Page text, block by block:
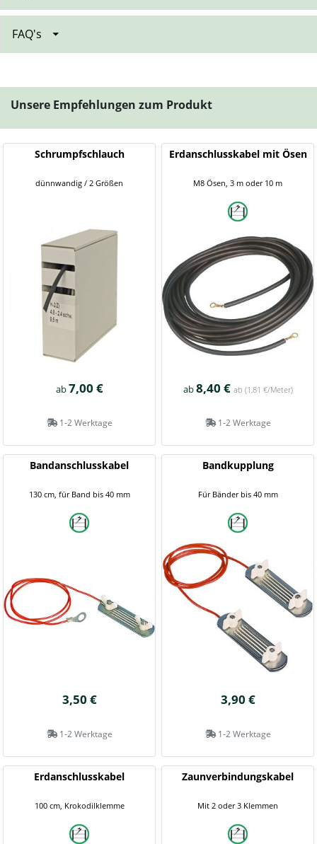
FAQ's
Unsere Empfehlungen zum Produkt
Schrumpfschlauch
dünnwandig / 2 Größen
ab7,00 €
1-2 Werktage
Erdanschlusskabel mit Ösen
M8 Ösen, 3 m oder 10 m
ab8,40 € ab (1,81 €/Meter)
1-2 Werktage
Bandanschlusskabel
130 cm, für Band bis 40 mm
3,50 €
1-2 Werktage
Bandkupplung
Für Bänder bis 40 mm
3,90 €
1-2 Werktage
Erdanschlusskabel
100 cm, Krokodilklemme
Zaunverbindungskabel
Mit 2 oder 3 Klemmen